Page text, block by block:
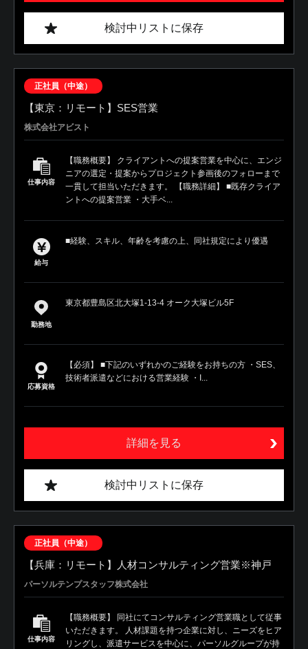
検討中リストに保存
正社員（中途）
【東京：リモート】SES営業
株式会社アビスト
仕事内容
【職務概要】 クライアントへの提案営業を中心に、エンジ
ニアの選定・提案からプロジェクト参画後のフォローまで
一貫して担当いただきます。 【職務詳細】 ■既存クライア
ントへの提案営業 ・大手ベ...
給与
■経験、スキル、年齢を考慮の上、同社規定により優遇
勤務地
東京都豊島区北大塚1-13-4 オーク大塚ビル5F
応募資格
【必須】 ■下記のいずれかのご経験をお持ちの方 ・SES、
技術者派遣などにおける営業経験 ・I...
詳細を見る
検討中リストに保存
正社員（中途）
【兵庫：リモート】人材コンサルティング営業※神戸
パーソルテンプスタッフ株式会社
仕事内容
【職務概要】 同社にてコンサルティング営業職として従事
いただきます。 人材課題を持つ企業に対し、ニーズをヒア
リングし、派遣サービスを中心に、パーソルグループが持